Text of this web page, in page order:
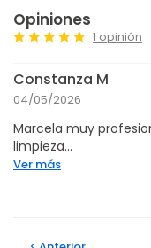
Opiniones
1 opinión
Constanza M
04/05/2026
Marcela muy
limpieza...
Ver más